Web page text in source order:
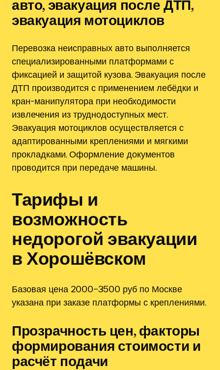
авто, эвакуация после ДТП,
эвакуация мотоциклов
Перевозка неисправных авто выполняется
специализированными платформами с
фиксацией и защитой кузова. Эвакуация после
ДТП производится с применением лебёдки и
кран-манипулятора при необходимости
извлечения из труднодоступных мест.
Эвакуация мотоциклов осуществляется с
адаптированными креплениями и мягкими
прокладками. Оформление документов
проводится при передаче машины.
Тарифы и
возможность
недорогой эвакуации
в Хорошёвском
Базовая цена 2000–3500 руб по Москве
указана при заказе платформы с креплениями.
Прозрачность цен, факторы
формирования стоимости и
расчёт подачи